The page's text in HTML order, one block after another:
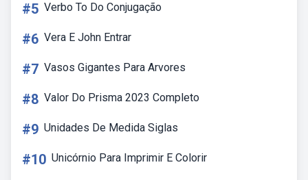
#5 Verbo To Do Conjugação
#6 Vera E John Entrar
#7 Vasos Gigantes Para Arvores
#8 Valor Do Prisma 2023 Completo
#9 Unidades De Medida Siglas
#10 Unicórnio Para Imprimir E Colorir